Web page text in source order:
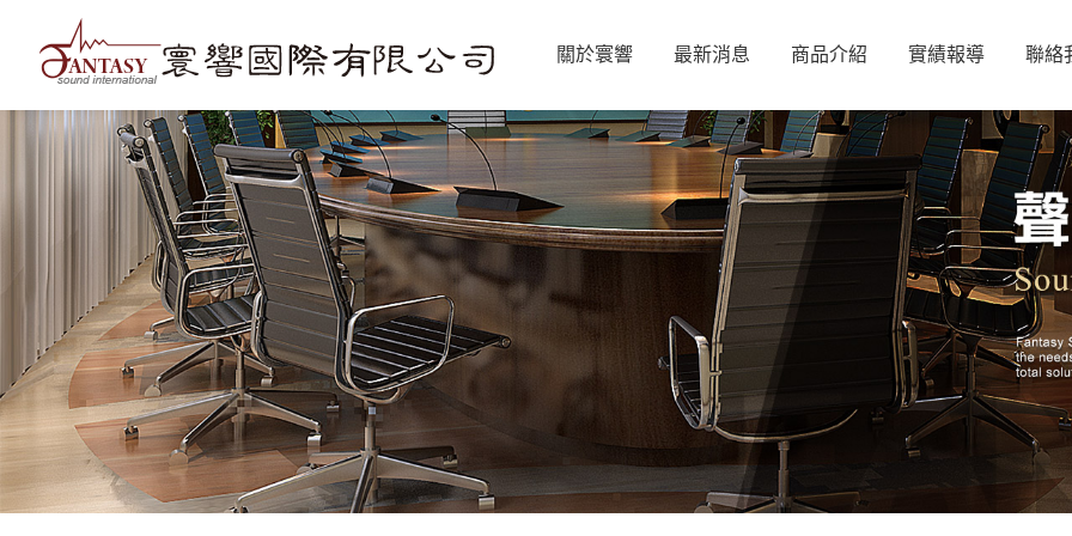
關於寰響 最新消息 商品介紹
PROEL
PROEL專業音響系統
喇叭
擴大機
混音器
處理器
麥克風
PROEL專業音頻線材
麥克風線
喇叭線
ACTIVE AUDIO
RAY-ON SERIES
STEPARRAY SERIES
WILLIAMS AV
DIGI-WAVE
Infinium藍芽傳輸
BITTNER
量測儀器
量測麥克風BOGEN
NEAR系列喇叭
JOCAVI
ATP系列
實績報導 聯絡